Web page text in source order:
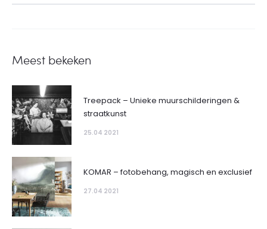
Meest bekeken
Treepack – Unieke muurschilderingen &
straatkunst
25.04 2021
KOMAR – fotobehang, magisch en exclusief
27.04 2021